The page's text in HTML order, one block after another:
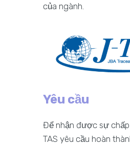
của ngành.
Yêu cầu
Để nhận được sự
TAS yêu cầu hoàn